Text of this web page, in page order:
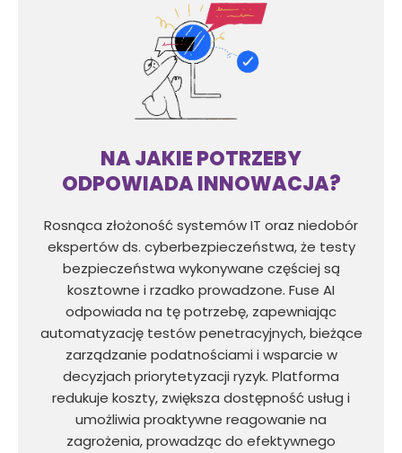
NA JAKIE POTRZEBY
ODPOWIADA INNOWACJA?
Rosnąca złożoność systemów IT oraz niedobór
ekspertów ds. cyberbezpieczeństwa, że testy
bezpieczeństwa wykonywane częściej są
kosztowne i rzadko prowadzone. Fuse AI
odpowiada na tę potrzebę, zapewniając
automatyzację testów penetracyjnych, bieżące
zarządzanie podatnościami i wsparcie w
decyzjach priorytetyzacji ryzyk. Platforma
redukuje koszty, zwiększa dostępność usług i
umożliwia proaktywne reagowanie na
zagrożenia, prowadząc do efektywnego